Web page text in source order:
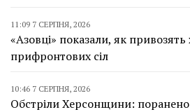
11:09 7 СЕРПНЯ, 2026
«Азовці» показали, як
прифронтових сіл
10:46 7 СЕРПНЯ, 2026
Обстріли Херсонщини: